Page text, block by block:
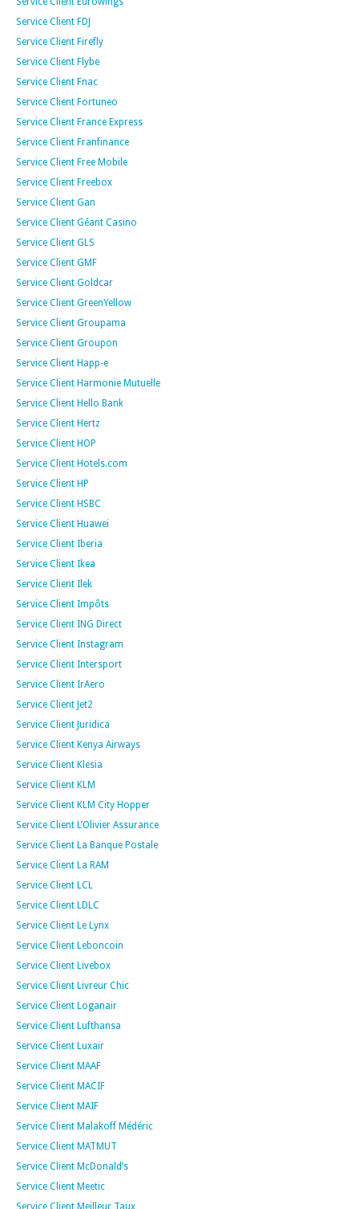
Service Client FDJ
Service Client Firefly
Service Client Flybe
Service Client Fnac
Service Client Fortuneo
Service Client France Express
Service Client Franfinance
Service Client Free Mobile
Service Client Freebox
Service Client Gan
Service Client Géant Casino
Service Client GLS
Service Client GMF
Service Client Goldcar
Service Client GreenYellow
Service Client Groupama
Service Client Groupon
Service Client Happ-e
Service Client Harmonie Mutuelle
Service Client Hello Bank
Service Client Hertz
Service Client HOP
Service Client Hotels.com
Service Client HP
Service Client HSBC
Service Client Huawei
Service Client Iberia
Service Client Ikea
Service Client Ilek
Service Client Impôts
Service Client ING Direct
Service Client Instagram
Service Client Intersport
Service Client IrAero
Service Client Jet2
Service Client Juridica
Service Client Kenya Airways
Service Client Klesia
Service Client KLM
Service Client KLM City Hopper
Service Client L’Olivier Assurance
Service Client La Banque Postale
Service Client La RAM
Service Client LCL
Service Client LDLC
Service Client Le Lynx
Service Client Leboncoin
Service Client Livebox
Service Client Livreur Chic
Service Client Loganair
Service Client Lufthansa
Service Client Luxair
Service Client MAAF
Service Client MACIF
Service Client MAIF
Service Client Malakoff Médéric
Service Client MATMUT
Service Client McDonald’s
Service Client Meetic
Service Client Meilleur Taux